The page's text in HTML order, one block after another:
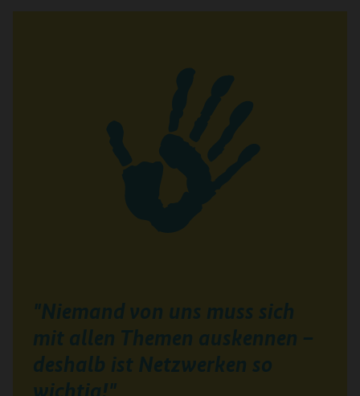
"Niemand von uns muss sich
mit allen Themen auskennen –
deshalb ist Netzwerken so